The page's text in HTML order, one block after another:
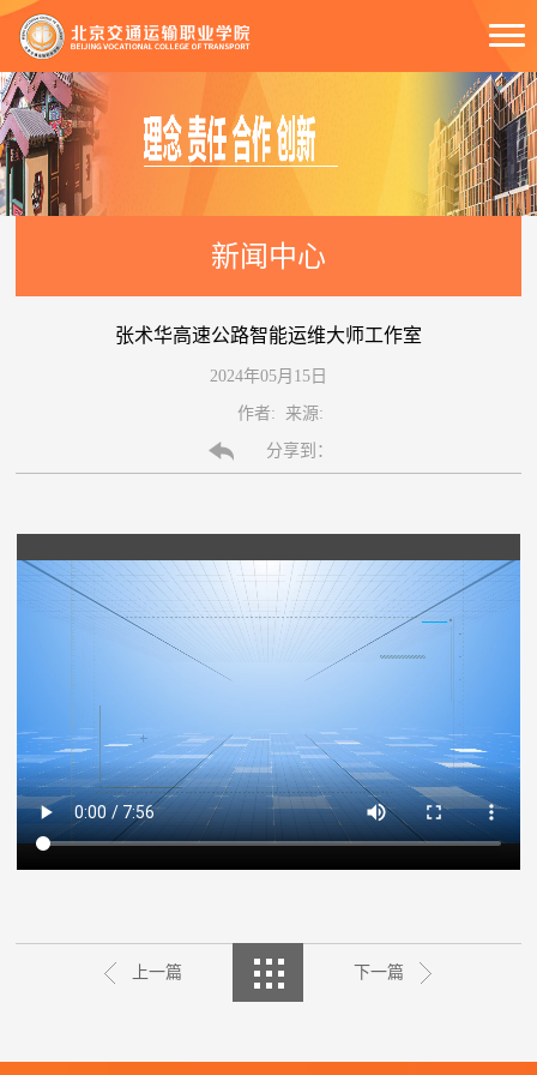
新闻中心
张术华高速公路智能运维大师工作室
2024年05月15日
作者: 来源:
分享到：
上一篇 下一篇